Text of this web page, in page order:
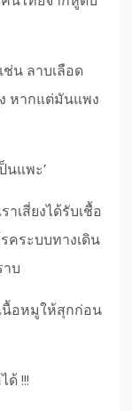
น ลาบเลือด
หากแต่มันแพง
นแพะ’
เสี่ยงได้รับเชื้อ
คระบบทางเดิน
บ
นื้อหมูให้สุกก่อน
!!!